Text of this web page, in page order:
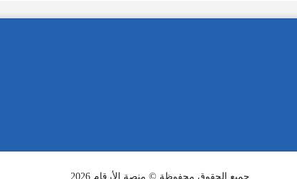
جميع الحقوق محفوظة © منصة الأرقام 2026